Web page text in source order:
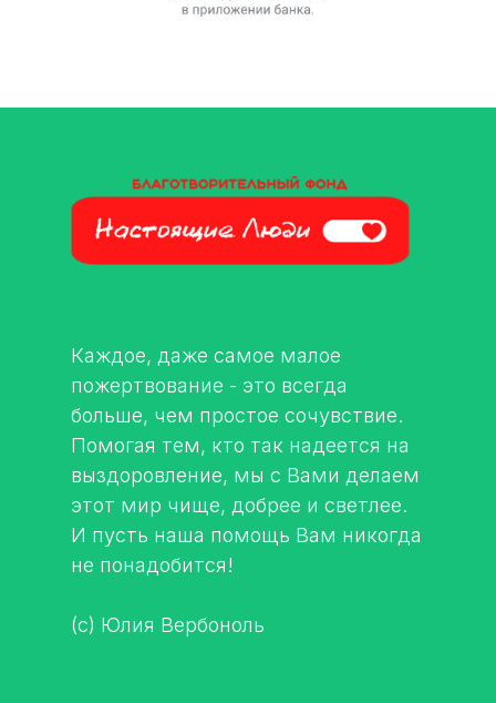
Каждое, даже самое малое
пожертвование - это всегда
больше, чем простое сочувствие.
Помогая тем, кто так надеется на
выздоровление, мы с Вами делаем
этот мир чище, добрее и светлее.
И пусть наша помощь Вам никогда
не понадобится!
(с) Юлия Вербоноль